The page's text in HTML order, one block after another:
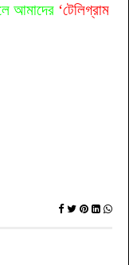
আমাদের ‘টেলিগ্রাম